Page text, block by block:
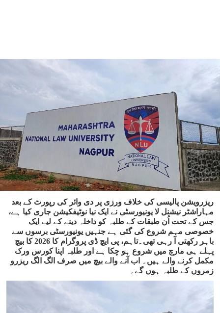
ریزرویشن پالیسی کی خلاف ورزی پر دی وائر کی رپورٹ کے بعد
مہاراشٹر نیشنل لا یونیورسٹی نے ایک نیا نوٹیفکیشن جاری کیا ہے،
جس کے تحت اُن طبقات کے طلبہ کو داخلہ دینے کے لیے ایک
خصوصی مہم شروع کی گئی ہے جنہیں یونیورسٹی برسوں سے
باہر رکھتی آ رہی تھی۔تاہم، پی ایچ ڈی پروگرام کا 2026 کا بیچ
پہلے ہی مارچ میں شروع ہو چکا ہے اور طلبہ اپنا کورس ورک
مکمل کرنے والے ہیں۔ اب آنے والے بیچ میں صرف الگ الگ ریزرو
زمروں کے طلبہ ہوں گے۔